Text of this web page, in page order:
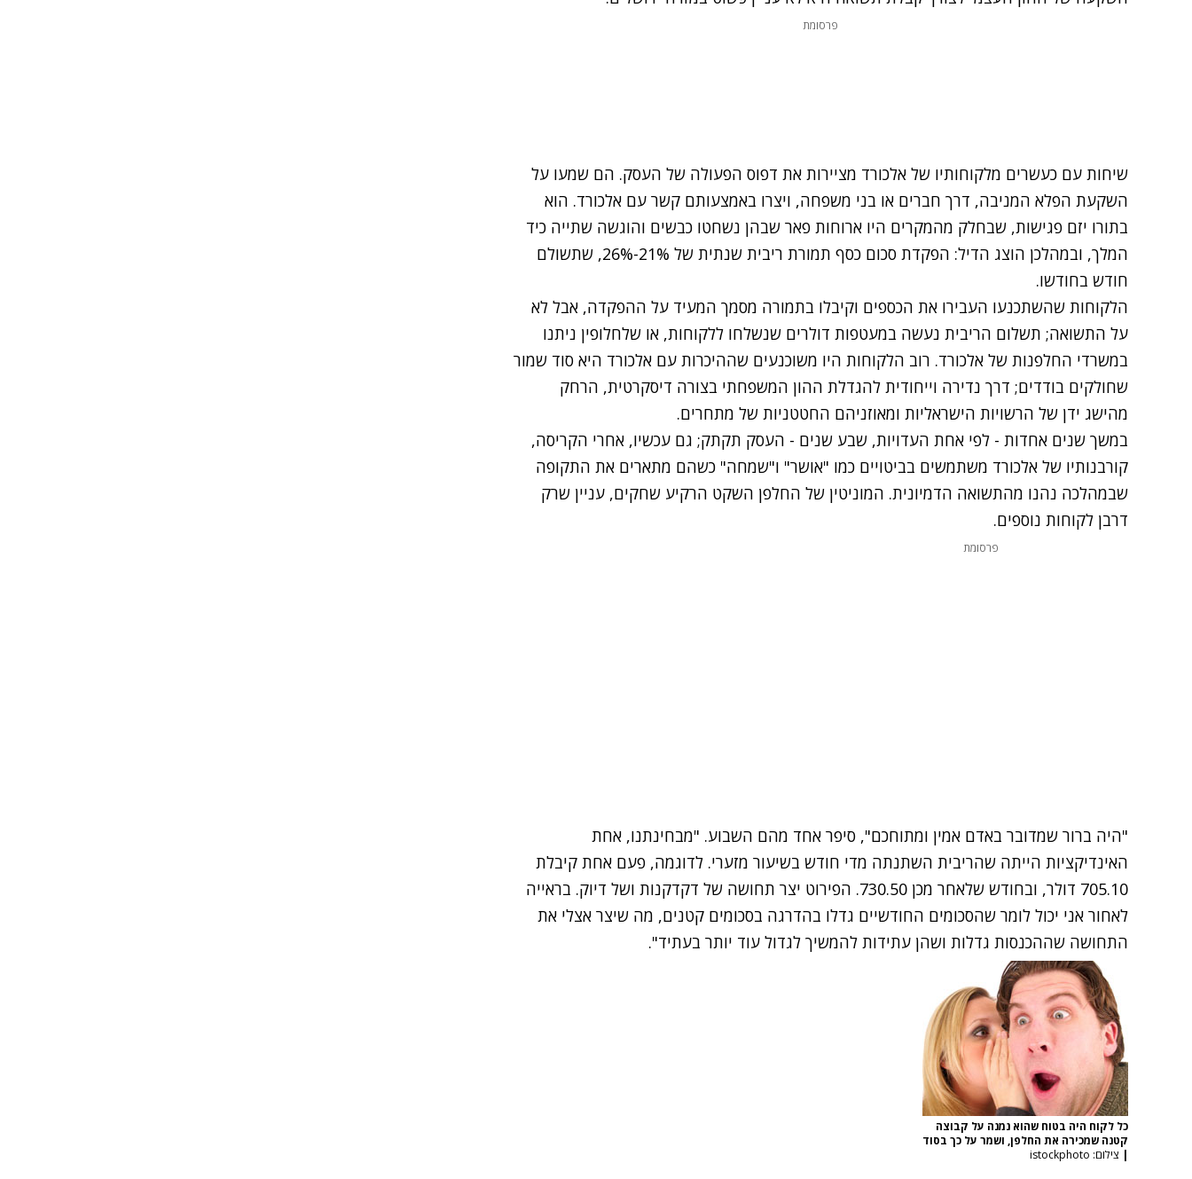
פרסומת
שיחות עם כעשרים מלקוחותיו של אלכורד מציירות את דפוס הפעולה של העסק. הם שמעו על
השקעת הפלא המניבה, דרך חברים או בני משפחה, ויצרו באמצעותם קשר עם אלכורד. הוא
בתורו יזם פגישות, שבחלק מהמקרים היו ארוחות פאר שבהן נשחטו כבשים והוגשה שתייה כיד
המלך, ובמהלכן הוצג הדיל: הפקדת סכום כסף תמורת ריבית שנתית של 21%-26%, שתשולם
חודש בחודשו.
הלקוחות שהשתכנעו העבירו את הכספים וקיבלו בתמורה מסמך המעיד על ההפקדה, אבל לא
על התשואה; תשלום הריבית נעשה במעטפות דולרים שנשלחו ללקוחות, או שלחלופין ניתנו
במשרדי החלפנות של אלכורד. רוב הלקוחות היו משוכנעים שההיכרות עם אלכורד היא סוד שמור
שחולקים בודדים; דרך נדירה וייחודית להגדלת ההון המשפחתי בצורה דיסקרטית, הרחק
מהישג ידן של הרשויות הישראליות ומאוזניהם החטטניות של מתחרים.
במשך שנים אחדות - לפי אחת העדויות, שבע שנים - העסק תקתק; גם עכשיו, אחרי הקריסה,
קורבנותיו של אלכורד משתמשים בביטויים כמו "אושר" ו"שמחה" כשהם מתארים את התקופה
שבמהלכה נהנו מהתשואה הדמיונית. המוניטין של החלפן השקט הרקיע שחקים, עניין שרק
דרבן לקוחות נוספים.
פרסומת
"היה ברור שמדובר באדם אמין ומתוחכם", סיפר אחד מהם השבוע. "מבחינתנו, אחת
האינדיקציות הייתה שהריבית השתנתה מדי חודש בשיעור מזערי. לדוגמה, פעם אחת קיבלת
705.10 דולר, ובחודש שלאחר מכן 730.50. הפירוט יצר תחושה של דקדקנות ושל דיוק. בראייה
לאחור אני יכול לומר שהסכומים החודשיים גדלו בהדרגה בסכומים קטנים, מה שיצר אצלי את
התחושה שההכנסות גדלות ושהן עתידות להמשיך לגדול עוד יותר בעתיד".
כל לקוח היה בטוח שהוא נמנה על קבוצה
קטנה שמכירה את החלפן, ושמר על כך בסוד
| צילום: istockphoto